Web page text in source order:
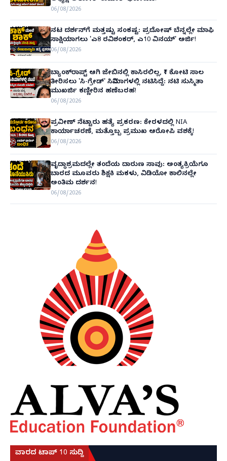
06/08/2026
ನಟ ದರ್ಶನ್‌ಗೆ ಮತ್ತಷ್ಟು ಸಂಕಷ್ಟ: ಪ್ರದೋಷ್ ಬೆನ್ನಲ್ಲೇ ಮಾಫಿ
ಸಾಕ್ಷಿಯಾಗಲು 'ಎ8 ರವಿಶಂಕರ್, ಎ10 ವಿನಯ್' ಅರ್ಜಿ!
06/08/2026
ಬ್ಯಾಂಕ್‌ರಾಪ್ಟ್‌ ಆಗಿ ಜೇಬಿನಲ್ಲಿ ಕಾಸಿರಲಿಲ್ಲ, ₹1 ಕೋಟಿ ಸಾಲ
ತೀರಿಸಲು 'ಸಿ-ಗ್ರೇಡ್' ಸಿನಿಮಾಗಳಲ್ಲಿ ನಟಿಸಿದ್ದೆ: ನಟಿ ಸುಸ್ಮಿತಾ
ಮುಖರ್ಜಿ ಕಣ್ಣೀರಿನ ಹಣೆಬರಹ!
06/08/2026
ಪ್ರವೀಣ್ ನೆಟ್ಟಾರು ಹತ್ಯೆ ಪ್ರಕರಣ: ಕೇರಳದಲ್ಲಿ NIA
ಕಾರ್ಯಾಚರಣೆ, ಮತ್ತೊಬ್ಬ ಪ್ರಮುಖ ಆರೋಪಿ ವಶಕ್ಕೆ!
06/08/2026
ವೃದ್ಧಾಶ್ರಮದಲ್ಲೇ ತಂದೆಯ ದಾರುಣ ಸಾವು: ಅಂತ್ಯಕ್ರಿಯೆಗೂ
ಬಾರದ ಮೂವರು ಶಿಕ್ಷಕಿ ಮಕಳು, ವಿಡಿಯೋ ಕಾಲಿನಲ್ಲೇ
ಅಂತಿಮ ದರ್ಶನ!
06/08/2026
ವಾರದ ಟಾಪ್ 10 ಸುದ್ದಿ